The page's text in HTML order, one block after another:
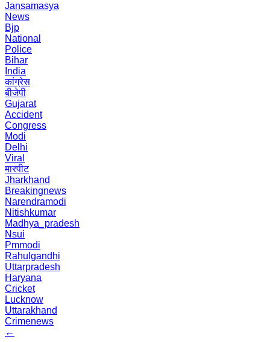
Jansamasya
News
Bjp
National
Police
Bihar
India
कांग्रेस
बीजेपी
Gujarat
Accident
Congress
Modi
Delhi
Viral
मारपीट
Jharkhand
Breakingnews
Narendramodi
Nitishkumar
Madhya_pradesh
Nsui
Pmmodi
Rahulgandhi
Uttarpradesh
Haryana
Cricket
Lucknow
Uttarakhand
Crimenews
←